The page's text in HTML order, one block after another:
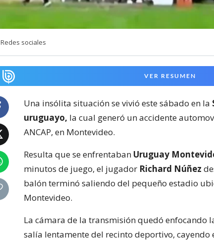
Redes sociales
VER RESUMEN
Una insólita situación se vivió este sábado en la
uruguayo, la cual generó un accidente
ANCAP, en Montevideo.
Resulta que se enfrentaban Uruguay
minutos de juego, el jugador Richard Núñez
balón terminó saliendo del pequeño estadio
Montevideo.
La cámara de la transmisión quedó enfocando
salía lentamente del recinto deportivo,